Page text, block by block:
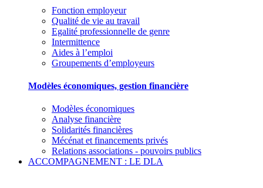
Fonction employeur
Qualité de vie au travail
Egalité professionnelle de genre
Intermittence
Aides à l’emploi
Groupements d’employeurs
Modèles économiques, gestion financière
Modèles économiques
Analyse financière
Solidarités financières
Mécénat et financements privés
Relations associations - pouvoirs publics
ACCOMPAGNEMENT : LE DLA